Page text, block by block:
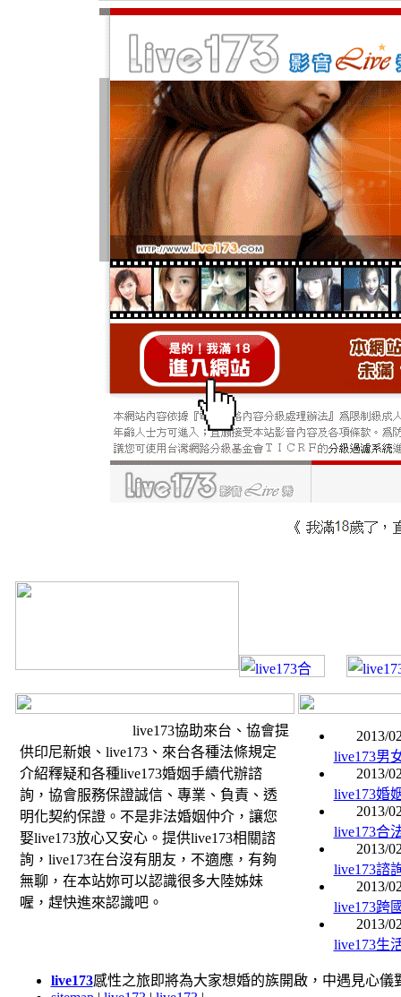
live173協助來台、協會提
供印尼新娘、live173、來台各種法條規定
介紹釋疑和各種live173婚姻手續代辦諮
詢，協會服務保證誠信、專業、負責、透
明化契約保證。不是非法婚姻仲介，讓您
娶live173放心又安心。提供live173相關諮
詢，live173在台沒有朋友，不適應，有夠
無聊，在本站妳可以認識很多大陸姊妹
喔，趕快進來認識吧。
2013/
live173男
2013/
live173婚
2013/
live173合
2013/
live173諮
2013/
live173跨
2013/
live173生
live173感性之旅即將為大家想婚的族開啟，中遇見心儀